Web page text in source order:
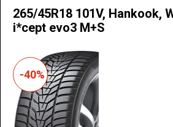
265/45R18 101V, Hankook,
i*cept evo3 M+S
-40%